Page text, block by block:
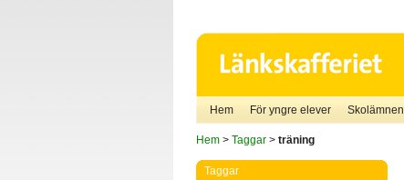
Hem För yngre elever Skolämnen
Hem> Taggar> träning
Taggar